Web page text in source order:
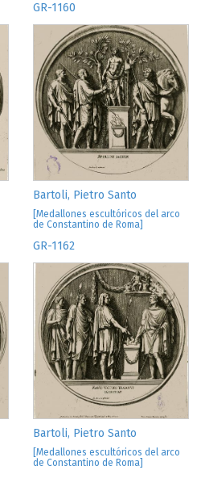
GR-1160
Bartoli, Pietro Santo
[Medallones escultóricos del arco
de Constantino de Roma]
GR-1162
Bartoli, Pietro Santo
[Medallones escultóricos del arco
de Constantino de Roma]